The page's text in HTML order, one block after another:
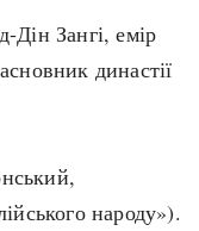
Дін Зангі, емір
династії
народу»).